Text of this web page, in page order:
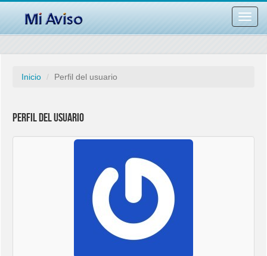
barra
Inicio Perfil del usuario
Perfil del usuario